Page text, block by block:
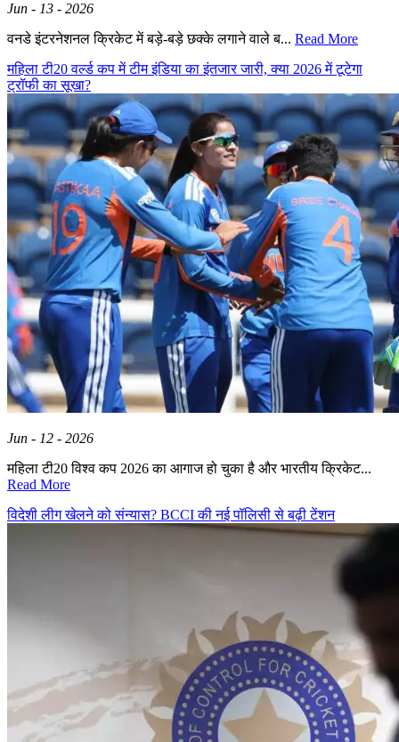
Jun - 13 - 2026
वनडे इंटरनेशनल क्रिकेट में बड़े-बड़े छक्के लगाने वाले ब... Read More
महिला टी20 वर्ल्ड कप में टीम इंडिया का इंतजार जारी, क्या 2026 में टूटेगा
ट्रॉफी का सूखा?
Jun - 12 - 2026
महिला टी20 विश्व कप 2026 का आगाज हो चुका है और भारतीय क्रिकेट...
Read More
विदेशी लीग खेलने को संन्यास? BCCI की नई पॉलिसी से बढ़ी टेंशन